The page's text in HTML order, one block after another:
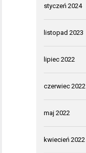
styczeń 2024
listopad 2023
lipiec 2022
czerwiec 2022
maj 2022
kwiecień 2022